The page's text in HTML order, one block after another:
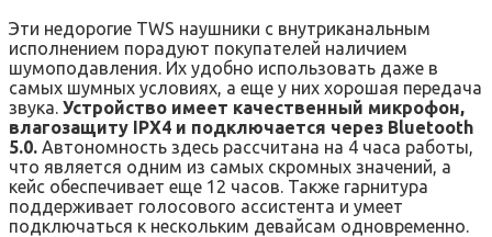
Эти недорогие TWS наушники с внутриканальным
исполнением порадуют покупателей наличием
шумоподавления. Их удобно использовать даже в
самых шумных условиях, а еще у них хорошая передача
звука. Устройство имеет качественный микрофон,
влагозащиту IPX4 и подключается через Bluetooth
5.0. Автономность здесь рассчитана на 4 часа работы,
что является одним из самых скромных значений, а
кейс обеспечивает еще 12 часов. Также гарнитура
поддерживает голосового ассистента и умеет
подключаться к нескольким девайсам одновременно.